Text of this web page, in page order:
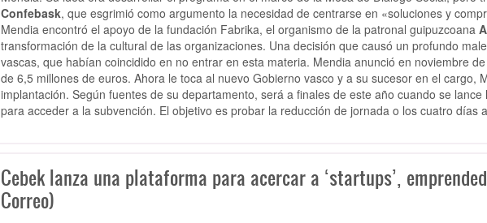
Confebask, que esgrimió como argumento la necesidad de centrarse en «soluciones y
Mendia encontró el apoyo de la fundación Fabrika, el organismo de la patronal guipuzcoana
transformación de la cultural de las organizaciones. Una decisión que causó un profundo
vascas, que habían coincidido en no entrar en esta materia. Mendia anunció en noviembre
de 6,5 millones de euros. Ahora le toca al nuevo Gobierno vasco y a su sucesor en el cargo,
implantación. Según fuentes de su departamento, será a finales de este año cuando se
para acceder a la subvención. El objetivo es probar la reducción de jornada o los cuatro días
Cebek lanza una plataforma para acercar a ‘startups’,
Correo)